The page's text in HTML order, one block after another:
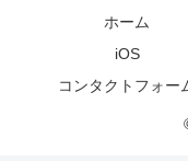
ホーム
iOS
コンタクトフォー